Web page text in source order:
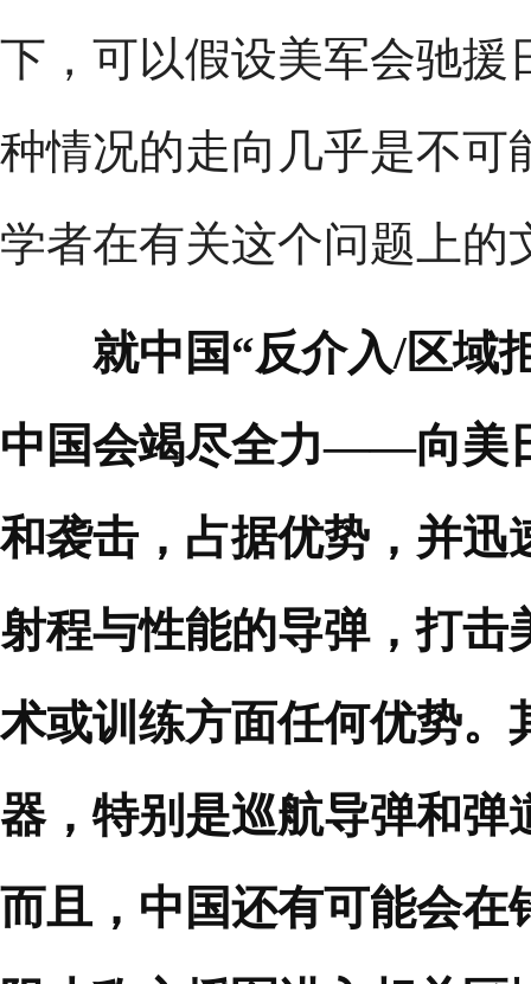
下，可以假设美军会驰援
种情况的走向几乎是不可
学者在有关这个问题上的
就中国“反介入/区域
中国会竭尽全力——向美
和袭击，占据优势，并迅
射程与性能的导弹，打击
术或训练方面任何优势。
器，特别是巡航导弹和弹
而且，中国还有可能会在